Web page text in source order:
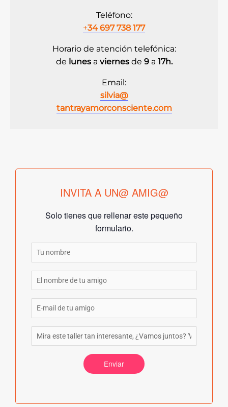
Teléfono:
+34 697 738 177
Horario de atención telefónica:
de lunes a viernes de 9a 17h.
Email:
silvia@
tantrayamorconsciente.com
INVITA A UN@ AMIG@
Solo tienes que rellenar este pequeño
formulario.